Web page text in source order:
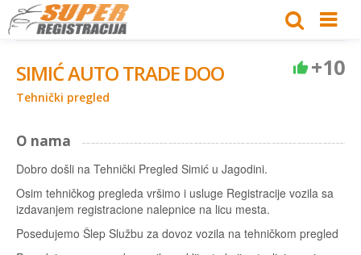
SIMIĆ AUTO TRADE DOO
Tehnički pregled
+10
O nama
Dobro došli na Tehnički Pregled Simić u Jagodini.
Osim tehničkog pregleda vršimo i usluge Registracije vozila sa
izdavanjem registracione nalepnice na licu mesta.
Posedujemo Šlep Službu za dovoz vozila na tehničkom pregled